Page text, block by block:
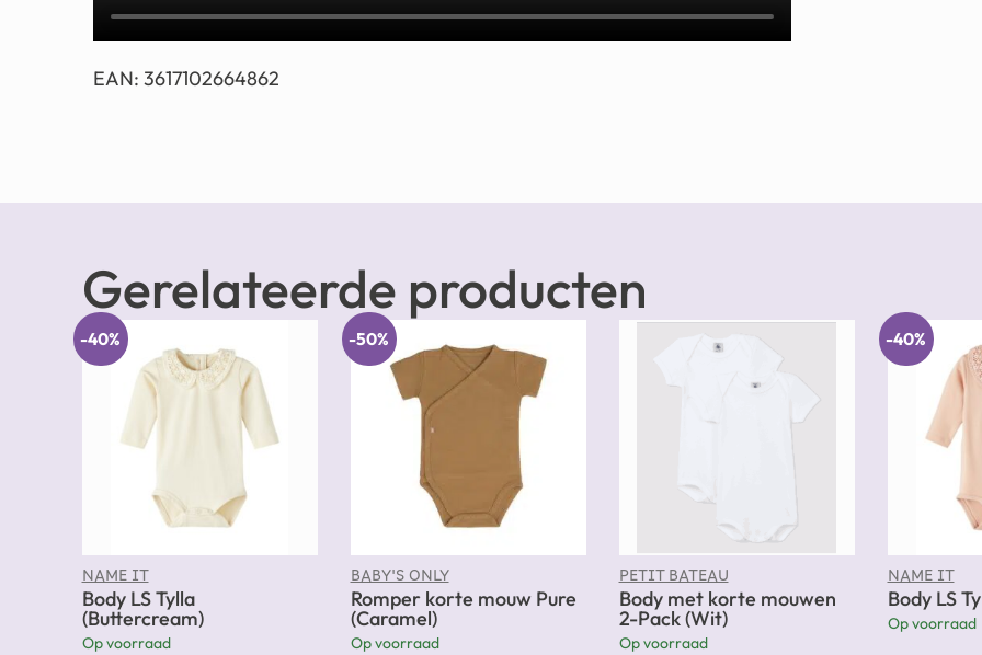
EAN: 3617102664862
Gerelateerde producten
-40%
NAME IT
Body LS Tylla
(Buttercream)
Op voorraad
-50%
BABY'S ONLY
Romper korte mouw Pure
(Caramel)
Op voorraad
PETIT BATEAU
Body met korte mouwen
2-Pack (Wit)
Op voorraad
-40%
NAME IT
Body LS
Op voorraad